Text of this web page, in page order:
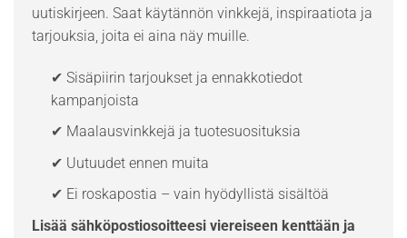
uutiskirjeen. Saat käytännön vinkkejä, inspiraatiota ja
tarjouksia, joita ei aina näy muille.
✔ Sisäpiirin tarjoukset ja ennakkotiedot
kampanjoista
✔ Maalausvinkkejä ja tuotesuosituksia
✔ Uutuudet ennen muita
✔ Ei roskapostia – vain hyödyllistä sisältöä
Lisää sähköpostiosoitteesi viereiseen kenttään ja